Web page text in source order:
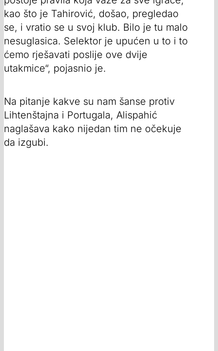
kao što je Tahirović, došao, pregledao
se, i vratio se u svoj klub. Bilo je tu malo
nesuglasica. Selektor je upućen u to i to
ćemo rješavati poslije ove dvije
utakmice“, pojasnio je.
Na pitanje kakve su nam šanse protiv
Lihtenštajna i Portugala, Alispahić
naglašava kako nijedan tim ne očekuje
da izgubi.